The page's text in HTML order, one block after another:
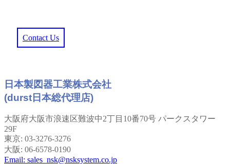
Contact Us
日本製図器工業株式会社
(durst日本総代理店)
大阪府大阪市浪速区難波中2丁目10番70号 パークスタワー
29F
東京: 03-3276-3276
大阪: 06-6578-0190
Email: sales_nsk@nsksystem.co.jp